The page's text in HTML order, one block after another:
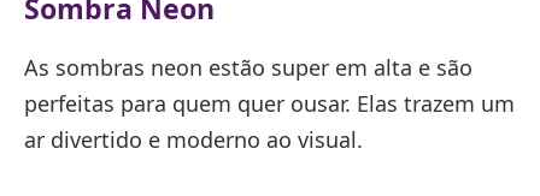
Sombra Neon
As sombras neon estão super em alta e são
perfeitas para quem quer ousar. Elas trazem um
ar divertido e moderno ao visual.